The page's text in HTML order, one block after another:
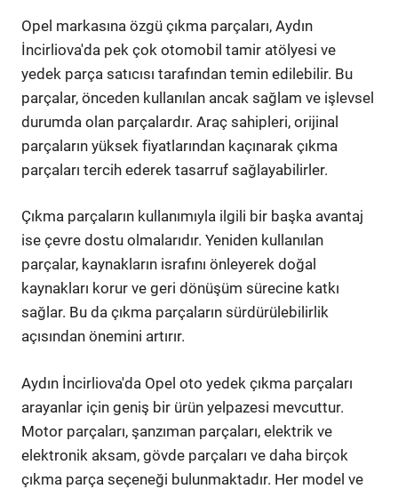
Opel markasına özgü çıkma parçaları, Aydın
İncirliova'da pek çok otomobil tamir atölyesi ve
yedek parça satıcısı tarafından temin edilebilir. Bu
parçalar, önceden kullanılan ancak sağlam ve işlevsel
durumda olan parçalardır. Araç sahipleri, orijinal
parçaların yüksek fiyatlarından kaçınarak çıkma
parçaları tercih ederek tasarruf sağlayabilirler.
Çıkma parçaların kullanımıyla ilgili bir başka avantaj
ise çevre dostu olmalarıdır. Yeniden kullanılan
parçalar, kaynakların israfını önleyerek doğal
kaynakları korur ve geri dönüşüm sürecine katkı
sağlar. Bu da çıkma parçaların sürdürülebilirlik
açısından önemini artırır.
Aydın İncirliova'da Opel oto yedek çıkma parçaları
arayanlar için geniş bir ürün yelpazesi mevcuttur.
Motor parçaları, şanzıman parçaları, elektrik ve
elektronik aksam, gövde parçaları ve daha birçok
çıkma parça seçeneği bulunmaktadır. Her model ve